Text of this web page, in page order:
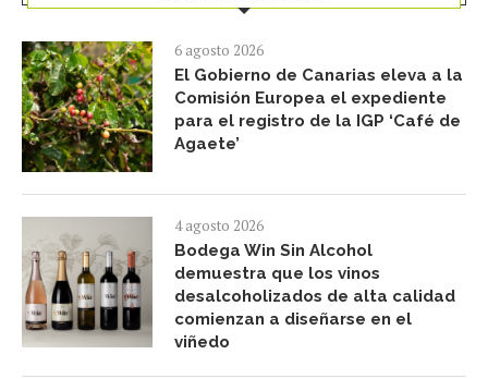
6 agosto 2026
El Gobierno de Canarias eleva a la
Comisión Europea el expediente
para el registro de la IGP ‘Café de
Agaete’
4 agosto 2026
Bodega Win Sin Alcohol
demuestra que los vinos
desalcoholizados de alta calidad
comienzan a diseñarse en el
viñedo